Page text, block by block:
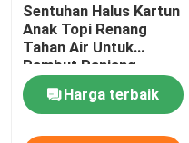
Sentuhan Halus Kartun
Anak Topi Renang
Tahan Air Untuk
Rambut Panjang
Rambut Pendek
Harga terbaik